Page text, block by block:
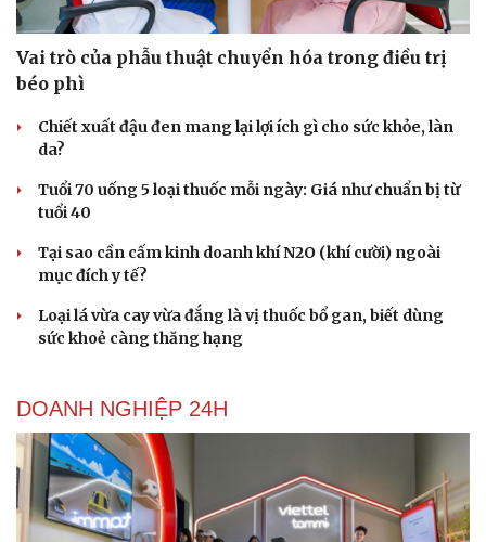
Săn Tour
check-in
Đọc truyện đêm khuya
Cửa sổ tình yêu
Kể chuyện cho bé
Vai trò của phẫu thuật chuyển hóa trong điều trị
béo phì
Chiết xuất đậu đen mang lại lợi ích gì cho sức khỏe, làn
da?
Tuổi 70 uống 5 loại thuốc mỗi ngày: Giá như chuẩn bị từ
tuổi 40
Tại sao cần cấm kinh doanh khí N2O (khí cười) ngoài
mục đích y tế?
Loại lá vừa cay vừa đắng là vị thuốc bổ gan, biết dùng
sức khoẻ càng thăng hạng
DOANH NGHIỆP 24H